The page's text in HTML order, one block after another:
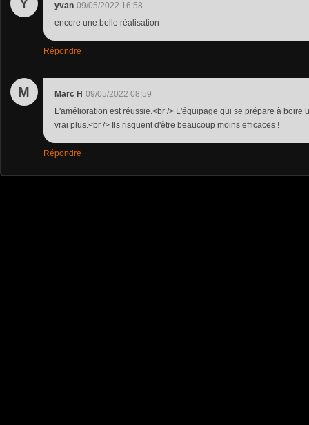
Y yvan 09/05/2022 16:58
encore une belle réalisation
Répondre
M Marc H 09/05/2022 08:59
L'amélioration est réussie.<br /> L'équipage qui se prépare à boire
vrai plus.<br /> Ils risquent d'être beaucoup moins efficaces !
Répondre